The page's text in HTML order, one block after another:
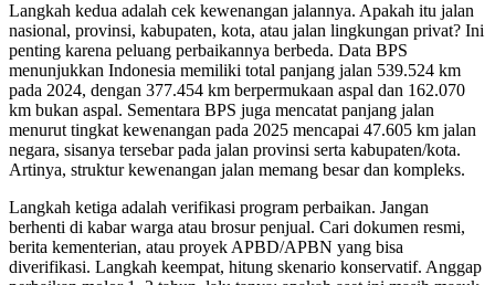
Langkah kedua adalah cek kewenangan jalannya. Apakah itu jalan
nasional, provinsi, kabupaten, kota, atau jalan lingkungan privat? Ini
penting karena peluang perbaikannya berbeda. Data BPS
menunjukkan Indonesia memiliki total panjang jalan 539.524 km
pada 2024, dengan 377.454 km berpermukaan aspal dan 162.070
km bukan aspal. Sementara BPS juga mencatat panjang jalan
menurut tingkat kewenangan pada 2025 mencapai 47.605 km jalan
negara, sisanya tersebar pada jalan provinsi serta kabupaten/kota.
Artinya, struktur kewenangan jalan memang besar dan kompleks.
Langkah ketiga adalah verifikasi program perbaikan. Jangan
berhenti di kabar warga atau brosur penjual. Cari dokumen resmi,
berita kementerian, atau proyek APBD/APBN yang bisa
diverifikasi. Langkah keempat, hitung skenario konservatif. Anggap